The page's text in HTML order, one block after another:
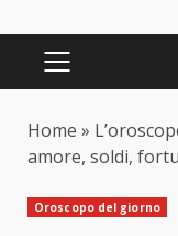
PRIMARY
Home »
amore, soldi,
Oroscopo del giorno